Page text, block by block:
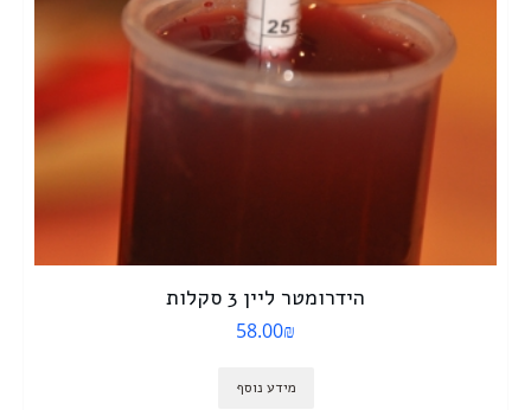
הידרומטר ליין 3 סקלות
58.00₪
מידע נוסף